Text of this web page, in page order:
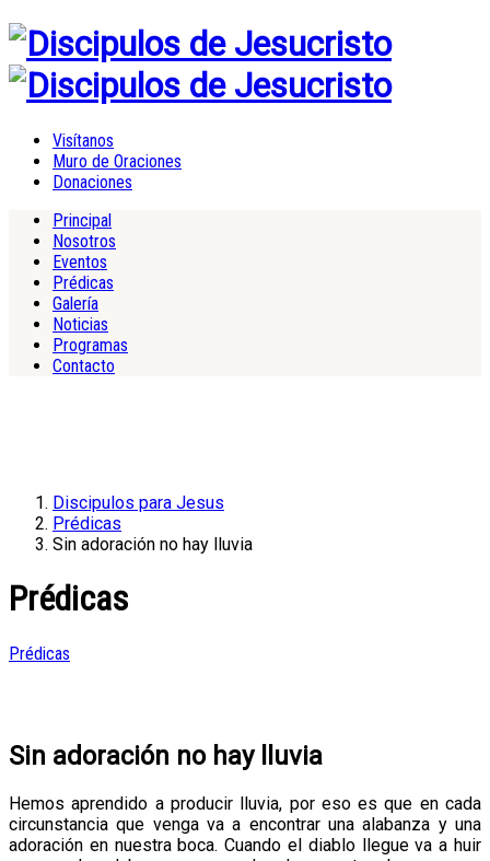
Visítanos
Muro de Oraciones
Donaciones
Principal
Nosotros
Eventos
Prédicas
Galería
Noticias
Programas
Contacto
Discipulos para Jesus
Prédicas
Sin adoración no hay lluvia
Prédicas
Prédicas
Sin adoración no hay lluvia
Hemos aprendido a producir lluvia, por eso es que en cada
circunstancia que venga va a encontrar una alabanza y una
adoración en nuestra boca. Cuando el diablo llegue va a huir